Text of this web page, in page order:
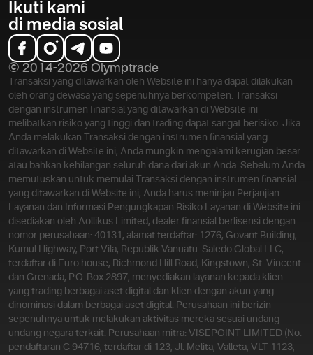
Ikuti kami
di media sosial
© 2014-2026 Olymptrade
Transaksi yang ditawarkan oleh Website ini hanya dapat dilakukan
oleh orang dewasa yang sepenuhnya berkompeten. Transaksi
dengan instrumen finansial yang ditawarkan di Website ini
melibatkan risiko yang tinggi dan trading dapat sangat berisiko. Jika
Anda melakukan Transaksi dengan instrumen finansial yang
ditawarkan di Website ini, Anda mungkin mengalami kerugian besar
atau bahkan kehilangan seluruh dana dari akun Anda. Sebelum Anda
memutuskan untuk memulai Transaksi dengan instrumen finansial
yang ditawarkan di Website ini, Anda harus meninjau Perjanjian
Layanan dan Informasi Pengungkapan Risiko. Layanan di Website ini
disediakan oleh Aollikus Limited, dealer finansial berlisensi dengan
nomor perusahaan: 40131, alamat terdaftar: 1276, Govant Building,
Kumul Highway, Port Vila, Republik Vanuatu. Saledo Global LLC,
terdaftar di Euro house, Richmond Hill Road, Kingstown, St. Vincent
dan Grenada, P.O. Box 2897, menyediakan layanan kepada klien
yang trading berbagai aset digital dan klien dengan akun yang
dinominasi dalam berbagai aset digital. Perusahaan ini berizin
sepenuhnya untuk melakukan aktivitas mereka sesuai undang-
undang negara terkait. Perusahaan mitra: VISEPOINT LIMITED (No.
pendaftaran C 94716, terdaftar di 123, Jl. Melita, Valleta, VLT 1123,